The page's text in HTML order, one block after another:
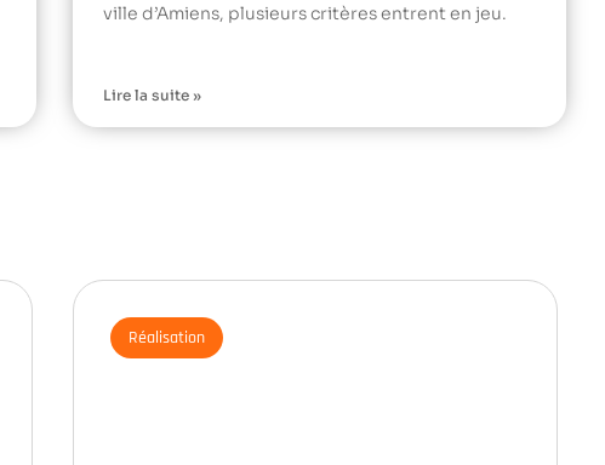
ville d’Amiens, plusieurs critères entrent en jeu.
Lire la suite »
Réalisation